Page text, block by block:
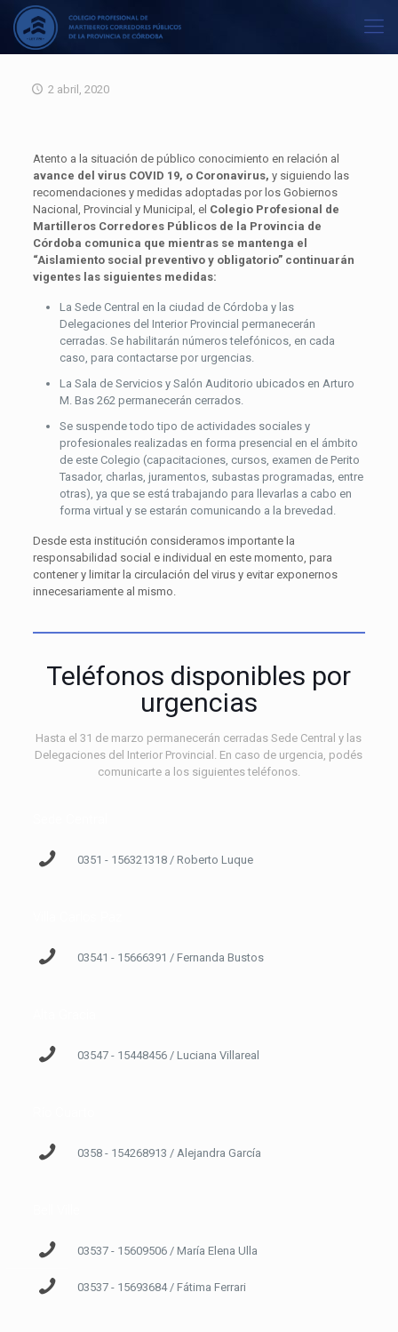
2 abril, 2020
Atento a la situación de público conocimiento en relación al
avance del virus COVID 19, o Coronavirus, y siguiendo las
recomendaciones y medidas adoptadas por los Gobiernos
Nacional, Provincial y Municipal, el Colegio Profesional de
Martilleros Corredores Públicos de la Provincia de
Córdoba comunica que mientras se mantenga el
“Aislamiento social preventivo y obligatorio” continuarán
vigentes las siguientes medidas:
La Sede Central en la ciudad de Córdoba y las
Delegaciones del Interior Provincial permanecerán
cerradas. Se habilitarán números telefónicos, en cada
caso, para contactarse por urgencias.
La Sala de Servicios y Salón Auditorio ubicados en Arturo
M. Bas 262 permanecerán cerrados.
Se suspende todo tipo de actividades sociales y
profesionales realizadas en forma presencial en el ámbito
de este Colegio (capacitaciones, cursos, examen de Perito
Tasador, charlas, juramentos, subastas programadas, entre
otras), ya que se está trabajando para llevarlas a cabo en
forma virtual y se estarán comunicando a la brevedad.
Desde esta institución consideramos importante la
responsabilidad social e individual en este momento, para
contener y limitar la circulación del virus y evitar exponernos
innecesariamente al mismo.
Teléfonos disponibles por
urgencias
Hasta el 31 de marzo permanecerán cerradas Sede Central y las
Delegaciones del Interior Provincial. En caso de urgencia, podés
comunicarte a los siguientes teléfonos.
0351 - 156321318 / Roberto Luque
03541 - 15666391 / Fernanda Bustos
03547 - 15448456 / Luciana Villareal
0358 - 154268913 / Alejandra García
03537 - 15609506 / María Elena Ulla
03537 - 15693684 / Fátima Ferrari